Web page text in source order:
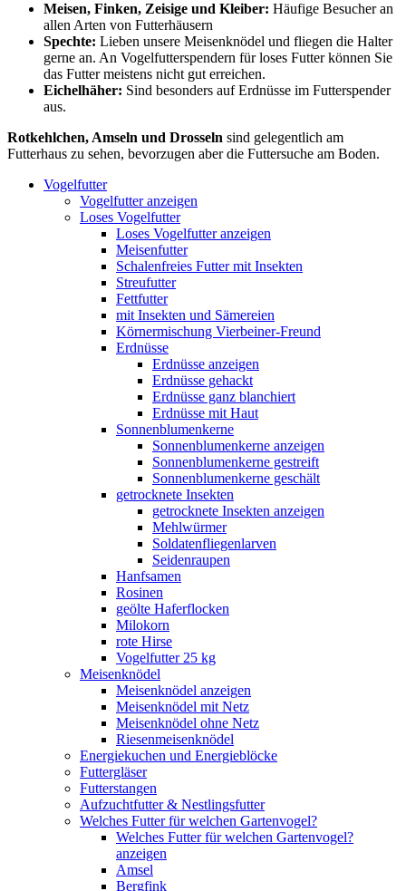
Meisen, Finken, Zeisige und Kleiber: Häufige Besucher an
allen Arten von Futterhäusern
Spechte: Lieben unsere Meisenknödel und fliegen die Halter
gerne an. An Vogelfutterspendern für loses Futter können Sie
das Futter meistens nicht gut erreichen.
Eichelhäher: Sind besonders auf Erdnüsse im Futterspender
aus.
Rotkehlchen, Amseln und Drosseln sind gelegentlich am
Futterhaus zu sehen, bevorzugen aber die Futtersuche am Boden.
Vogelfutter
Vogelfutter anzeigen
Loses Vogelfutter
Loses Vogelfutter anzeigen
Meisenfutter
Schalenfreies Futter mit Insekten
Streufutter
Fettfutter
mit Insekten und Sämereien
Körnermischung Vierbeiner-Freund
Erdnüsse
Erdnüsse anzeigen
Erdnüsse gehackt
Erdnüsse ganz blanchiert
Erdnüsse mit Haut
Sonnenblumenkerne
Sonnenblumenkerne anzeigen
Sonnenblumenkerne gestreift
Sonnenblumenkerne geschält
getrocknete Insekten
getrocknete Insekten anzeigen
Mehlwürmer
Soldatenfliegenlarven
Seidenraupen
Hanfsamen
Rosinen
geölte Haferflocken
Milokorn
rote Hirse
Vogelfutter 25 kg
Meisenknödel
Meisenknödel anzeigen
Meisenknödel mit Netz
Meisenknödel ohne Netz
Riesenmeisenknödel
Energiekuchen und Energieblöcke
Futtergläser
Futterstangen
Aufzuchtfutter & Nestlingsfutter
Welches Futter für welchen Gartenvogel?
Welches Futter für welchen Gartenvogel?
anzeigen
Amsel
Bergfink